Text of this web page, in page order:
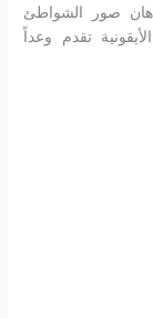
صور الشواطئ
تقدم وعداً